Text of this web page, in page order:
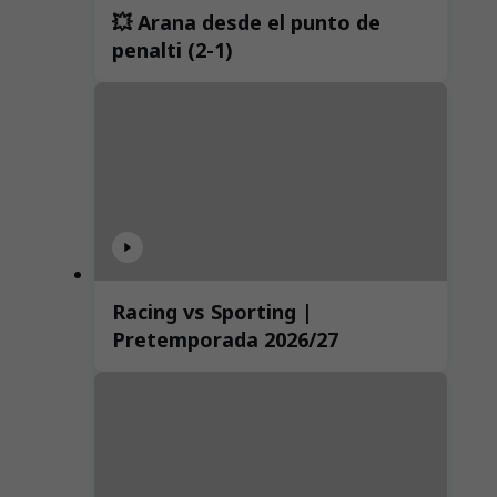
💥 Arana desde el punto de
penalti (2-1)
Racing vs Sporting |
Pretemporada 2026/27